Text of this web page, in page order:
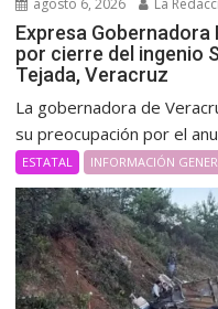
agosto 6, 2026 La
Expresa
por cierre del ingenio
Tejada, Veracruz
La gobernadora de
su preocupación por el
ESTATAL INFORMACIÓN